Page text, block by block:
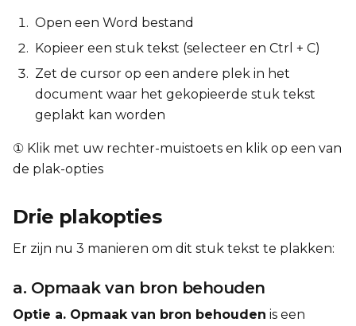
Open een Word bestand
Kopieer een stuk tekst (selecteer en Ctrl + C)
Zet de cursor op een andere plek in het
document waar het gekopieerde stuk tekst
geplakt kan worden
① Klik met uw rechter-muistoets en klik op een van
de plak-opties
Drie plakopties
Er zijn nu 3 manieren om dit stuk tekst te plakken:
a. Opmaak van bron behouden
Optie a. Opmaak van bron behouden is een